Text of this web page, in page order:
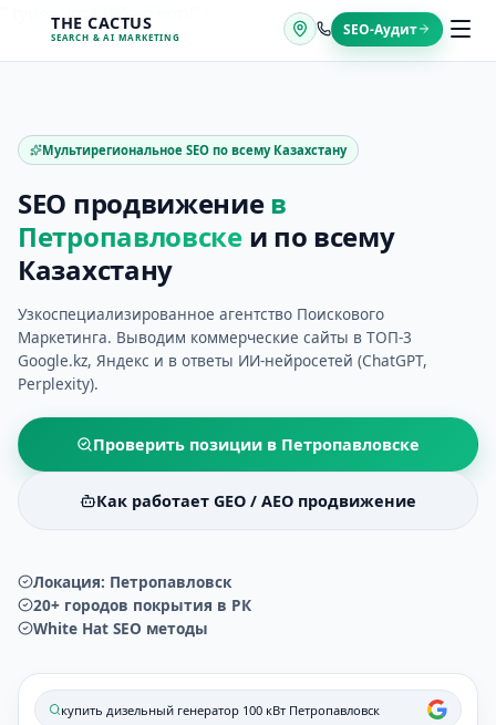
" type="image/svg+xml">
содержимому
THE CACTUS
SEARCH & AI MARKETING SEO-Аудит
Мультирегиональное SEO по всему Казахстану
SEO продвижениев
Петропавловскеи по всему
Казахстану
Узкоспециализированное агентство Поискового
Маркетинга. Выводим коммерческие сайты в ТОП-3
Google.kz, Яндекс и в ответы ИИ-нейросетей (ChatGPT,
Perplexity).
Проверить позиции в Петропавловске
Как работает GEO / AEO продвижение
Локация: Петропавловск
20+ городов покрытия в РК
White Hat SEO методы
купить дизельный генератор 100 кВт Петропавловск